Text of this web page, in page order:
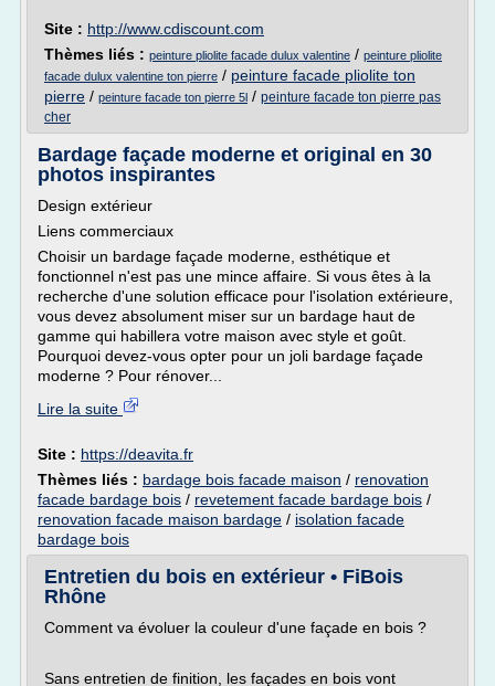
Site : http://www.cdiscount.com
Thèmes liés : peinture pliolite facade dulux valentine / peinture pliolite
facade dulux valentine ton pierre / peinture facade pliolite ton
pierre / peinture facade ton pierre 5l / peinture facade ton pierre pas
cher
Bardage façade moderne et original en 30
photos inspirantes
Design extérieur
Liens commerciaux
Choisir un bardage façade moderne, esthétique et
fonctionnel n'est pas une mince affaire. Si vous êtes à la
recherche d'une solution efficace pour l'isolation extérieure,
vous devez absolument miser sur un bardage haut de
gamme qui habillera votre maison avec style et goût.
Pourquoi devez-vous opter pour un joli bardage façade
moderne ? Pour rénover...
Lire la suite
Site : https://deavita.fr
Thèmes liés : bardage bois facade maison / renovation
facade bardage bois / revetement facade bardage bois /
renovation facade maison bardage / isolation facade
bardage bois
Entretien du bois en extérieur • FiBois
Rhône
Comment va évoluer la couleur d'une façade en bois ?
Sans entretien de finition, les façades en bois vont